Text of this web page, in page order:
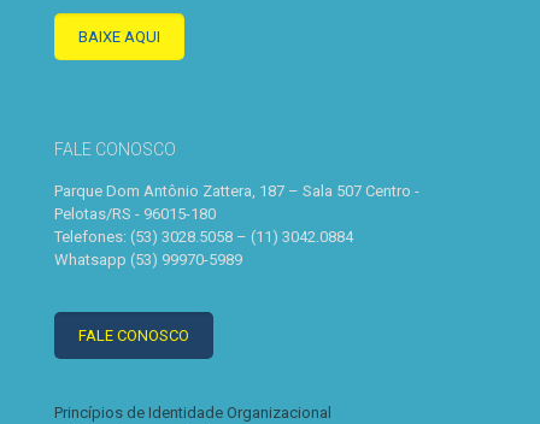
BAIXE AQUI
FALE CONOSCO
Parque Dom Antônio Zattera, 187 – Sala 507 Centro -
Pelotas/RS - 96015-180
Telefones: (53) 3028.5058 – (11) 3042.0884
Whatsapp (53) 99970-5989
FALE CONOSCO
Princípios de Identidade Organizacional